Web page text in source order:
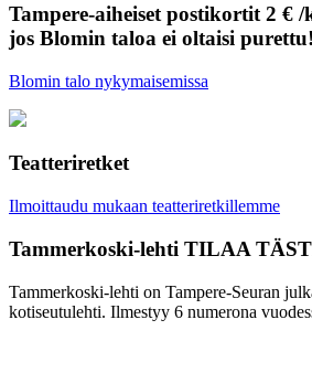
Tampere-aiheiset postikortit 2 €
jos Blomin taloa ei oltaisi purettu!
Blomin talo nykymaisemissa
Teatteriretket
Ilmoittaudu mukaan teatteriretkillemme
Tammerkoski-lehti TILAA
Tammerkoski-lehti on Tampere-Seuran
kotiseutulehti. Ilmestyy 6 numerona